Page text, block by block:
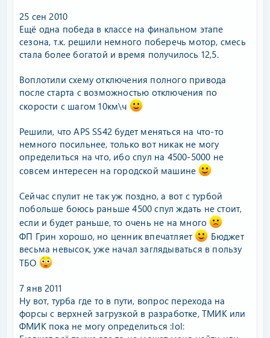
25 сен 2010
Ещё одна победа в классе на финальном этапе
сезона, т.к. решили немного поберечь мотор, смесь
стала более богатой и время получилось 12,5.
Воплотили схему отключения полного привода
после старта с возможностью отключения по
скорости с шагом 10км\ч
Решили, что APS SS42 будет меняться на что-то
немного посильнее, только вот никак не могу
определиться на что, ибо спул на 4500-5000 не
совсем интересен на городской машине
Сейчас спулит не так уж поздно, а вот с турбой
побольше боюсь раньше 4500 спул ждать не стоит,
если и будет раньше, то очень не на много
ФП Грин хорошо, но ценник впечатляет
Бюджет
весьма невысок, уже начал заглядываться в пользу
ТБО
7 янв 2011
Ну вот, турба где то в пути, вопрос перехода на
форсы с верхней загрузкой в разработке, ТМИК или
ФМИК пока не могу определиться :lol: